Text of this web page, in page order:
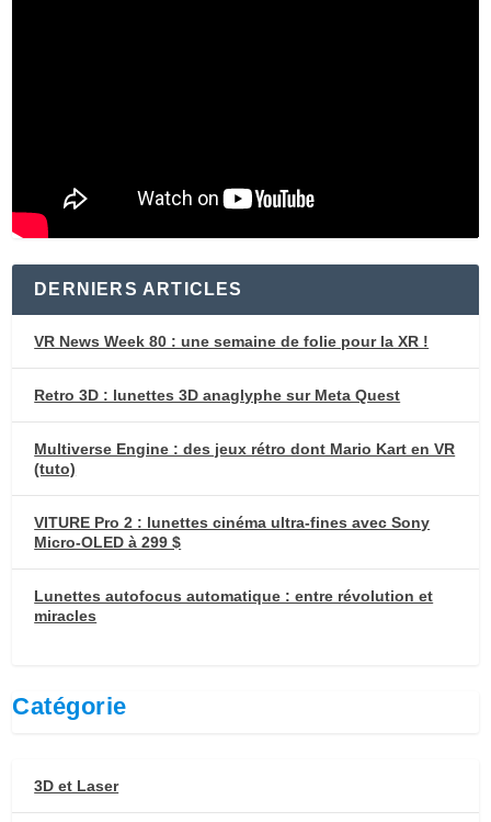
DERNIERS ARTICLES
VR News Week 80 : une semaine de folie pour la XR !
Retro 3D : lunettes 3D anaglyphe sur Meta Quest
Multiverse Engine : des jeux rétro dont Mario Kart en VR
(tuto)
VITURE Pro 2 : lunettes cinéma ultra-fines avec Sony
Micro-OLED à 299 $
Lunettes autofocus automatique : entre révolution et
miracles
Catégorie
3D et Laser